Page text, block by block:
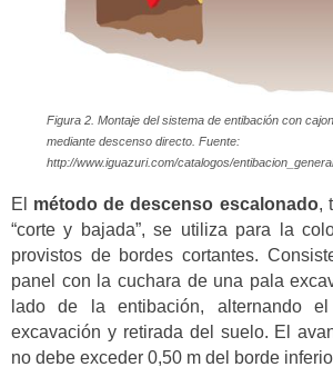
Figura 2. Montaje del sistema de entibación con
mediante descenso directo. Fuente:
http://www.iguazuri.com/catalogos/
El método de descenso escalonado,
“corte y bajada”, se utiliza para la
provistos de bordes cortantes.
panel con la cuchara de una pala
lado de la entibación, alternando
excavación y retirada del suelo. El
no debe exceder 0,50 m del borde